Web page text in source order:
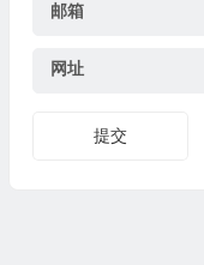
邮箱
网址
提交